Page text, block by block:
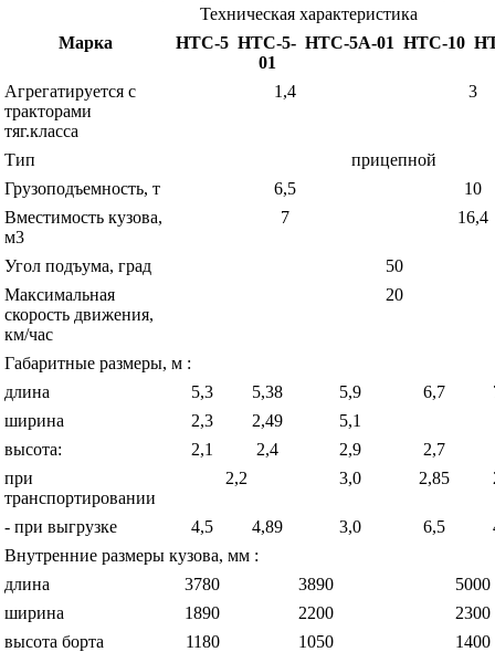
Техническая характеристика
Марка
НТС-5 НТС-5-
01
НТС-5А-01 НТС-10
Агрегатируется с
тракторами
тяг.класса
1,4 3
Тип
прицепной
Грузоподъемность, т
6,5
10
Вместимость кузова,
м3
7 16,4
Угол подъума, град
50
Максимальная
скорость движения,
км/час
20
Габаритные размеры, м :
длина
5,3 5,38 5,9 6,7
ширина
2,3 2,49
5,1
высота:
2,1 2,4 2,9
2,7
при
транспортировании
2,2 3,0 2,85
- при выгрузке 4,5 4,89 3,0 6,5
Внутренние размеры кузова, мм :
длина
3780 3890
5000
ширина
1890 2200
2300
высота борта
1180 1050
1400